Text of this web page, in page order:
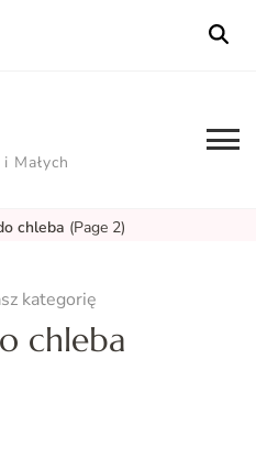
Małych
chleba (Page 2)
kategorię
chleba